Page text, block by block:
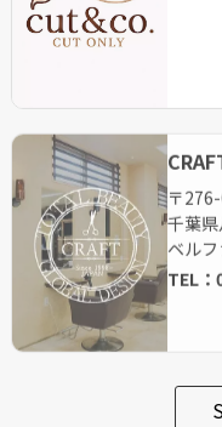
〒
千葉県
ベル
TEL：